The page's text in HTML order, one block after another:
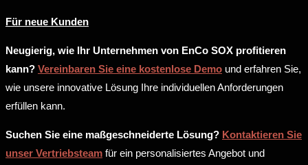
Für neue Kunden
Neugierig, wie Ihr Unternehmen von EnCo SOX profitieren
kann? Vereinbaren Sie eine kostenlose Demo und erfahren Sie,
wie unsere innovative Lösung Ihre individuellen Anforderungen
erfüllen kann.
Suchen Sie eine maßgeschneiderte Lösung? Kontaktieren Sie
unser Vertriebsteam für ein personalisiertes Angebot und